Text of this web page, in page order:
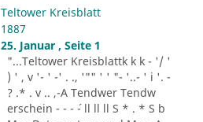
Teltower Kreisblatt
1887
25. Januar , Seite 1
"...Teltower Kreisblattk k k - '/ '
) ' , v '- ' -' . ., '"" ' ' "- '..- ' i '. -
? .* . v .. ,-A Tendwer Tendw
erschein - - - ´- ll ll ll S * . * S b